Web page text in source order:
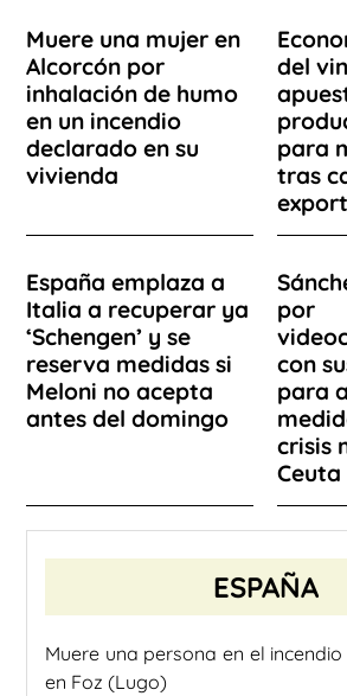
Muere una mujer en
Alcorcón por
inhalación de humo
en un incendio
declarado en su
vivienda
del
para
tras
España emplaza a
Italia a recuperar ya
‘Schengen’ y se
reserva medidas si
Meloni no acepta
antes del domingo
por
con
para
crisis
Ceuta
ESPAÑA
Muere una persona en el
en Foz (Lugo)